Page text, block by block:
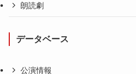
朗読劇
データベース
公演情報